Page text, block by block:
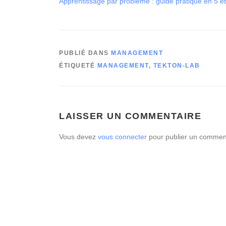
PUBLIÉ DANS MANAGEMENT
ÉTIQUETÉ MANAGEMENT, TEKTON-LAB
LAISSER UN COMMENTAIRE
Vous devez vous connecter pour publier un